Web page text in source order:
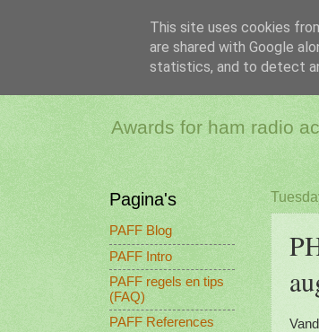
PAFF -
Awards for ham radio
Pagina's
PAFF Blog
PAFF Intro
PAFF regels en tips
(FAQ)
PAFF References
This site uses cookies
are shared with Google
statistics, and to detect